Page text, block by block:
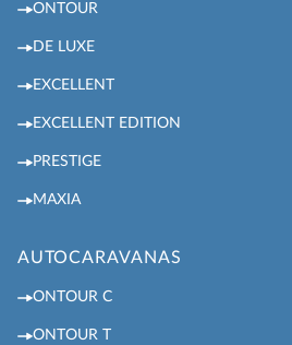
ONTOUR
DE LUXE
EXCELLENT
EXCELLENT EDITION
PRESTIGE
MAXIA
AUTOCARAVANAS
ONTOUR C
ONTOUR T